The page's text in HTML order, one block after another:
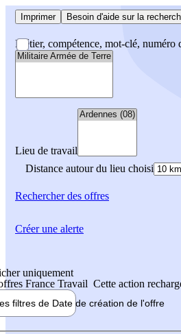
Imprimer Besoin d'aide sur la
Métier, compétence, mot-clé, numéro
Lieu de travail
Distance autour du lieu choisi
Rechercherdes offres
uniquement
France Travail Cette action
filtres de Date de création de l'offre
Créer une alerte